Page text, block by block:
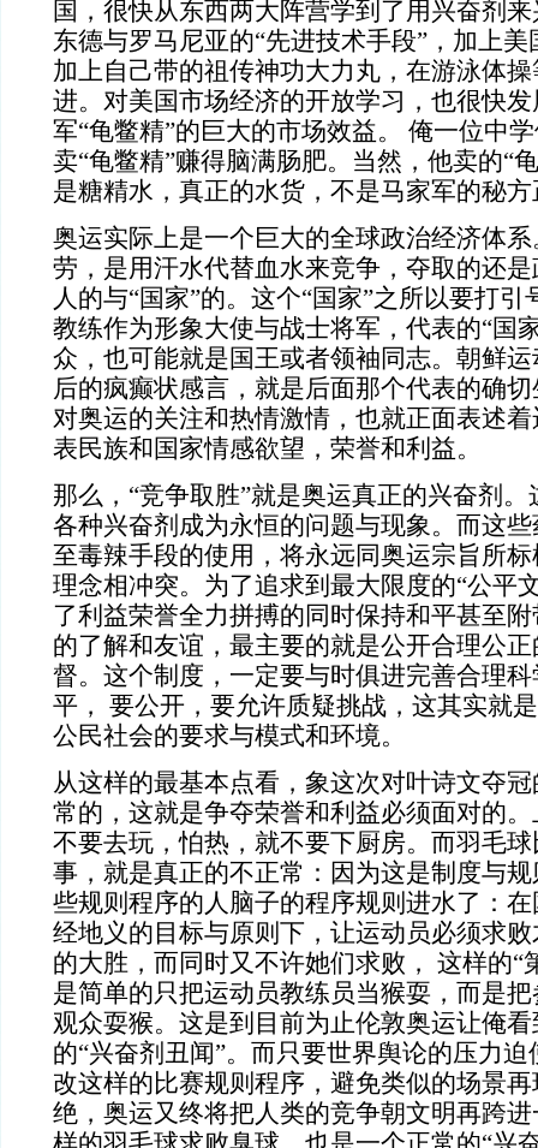
国，很快从东西两大阵营学到了用兴奋剂
东德与罗马尼亚的“先进技术手段”，加上
加上自己带的祖传神功大力丸，在游泳体
进。对美国市场经济的开放学习，也很快
军“龟鳖精”的巨大的市场效益。
俺一位中
卖“龟鳖精”赚得脑满肠肥。当然，他卖的“
是糖精水，真正的水货，不是马家军的秘
奥运实际上是一个巨大的全球政治经济体
劳，是用汗水代替血水来竞争，夺取的还
人的与“国家”的。这个“国家”之所以要打
教练作为形象大使与战士将军，代表的“国
众，也可能就是国王或者领袖同志。朝鲜
后的疯癫状感言，就是后面那个代表的确
对奥运的关注和热情激情，也就正面表述
表民族和国家情感欲望，荣誉和利益。
那么，“竞争取胜”就是奥运真正的兴奋剂
各种兴奋剂成为永恒的问题与现象。而这
至毒辣手段的使用，将永远同奥运宗旨所
理念相冲突。为了追求到最大限度的“公平
了利益荣誉全力拼搏的同时保持和平甚至
的了解和友谊，最主要的就是公开合理公
督。这个制度，一定要与时俱进完善合理
平，
要公开，要允许质疑挑战，这其实就
公民社会的要求与模式和环境。
从这样的最基本点看，象这次对叶诗文夺
常的，这就是争夺荣誉和利益必须面对的
不要去玩，怕热，就不要下厨房。而羽毛
事，就是真正的不正常：因为这是制度与
些规则程序的人脑子的程序规则进水了：
经地义的目标与原则下，让运动员必须求
的大胜，而同时又不许她们求败，
这样的“
是简单的只把运动员教练员当猴耍，而是
观众耍猴。这是到目前为止伦敦奥运让俺
的“兴奋剂丑闻”。而只要世界舆论的压力
改这样的比赛规则程序，避免类似的场景
绝，奥运又终将把人类的竞争朝文明再跨